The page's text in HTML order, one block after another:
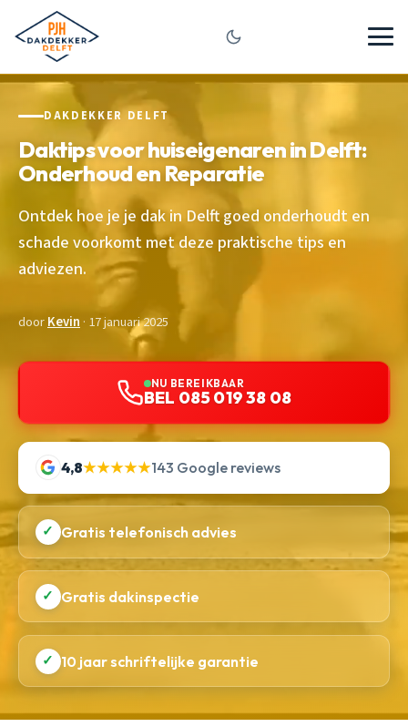
DAKDEKKER DELFT
Daktips voor huiseigenaren in Delft:
Onderhoud en Reparatie
Ontdek hoe je je dak in Delft goed onderhoudt en
schade voorkomt met deze praktische tips en
adviezen.
doorKevin · 17 januari 2025
NU BEREIKBAAR
BEL 085 019 38 08
4,8★★★★★143 Google reviews
✓ Gratis telefonisch advies
✓ Gratis dakinspectie
✓ 10 jaar schriftelijke garantie